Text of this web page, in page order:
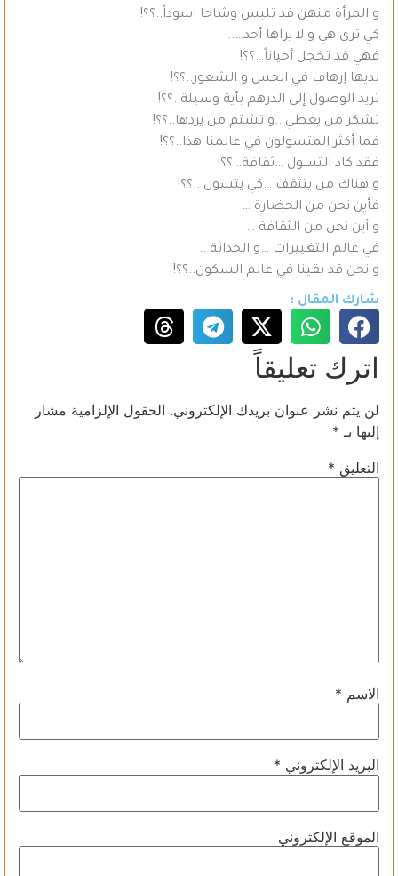
و المرأة منهن قد تلبس وشاحا اسوداً..؟؟!
كي ترى هي و لا يراها أحد…..
فهي قد تخجل أحياناً…؟؟!
لديها إرهاف في الحس و الشعور..؟؟!
تريد الوصول إلى الدرهم بأية وسيلة..؟؟!
تشكر من يعطي ..و تشتم من يردها..؟؟!
فما أكثر المتسولون في عالمنا هذا..؟؟!
فقد كاد التسول …ثقافة…؟؟!
و هناك من يتثقف …كي يتسول ..؟؟!
فأين نحن من الحضارة …
و أين نحن من الثقافة …
في عالم التغييرات …و الحداثة ..
و نحن قد بقينا في عالم السكون..؟؟!
شارك المقال :
اترك تعليقاً
لن يتم نشر عنوان بريدك الإلكتروني. الحقول الإلزامية مشار
إليها بـ *
التعليق *
الاسم *
البريد الإلكتروني *
الموقع الإلكتروني